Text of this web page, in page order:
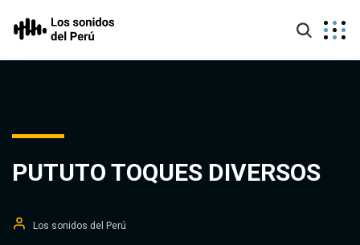
PUTUTO TOQUES DIVERSOS
Los sonidos del Perú